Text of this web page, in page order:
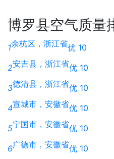
博罗县空气质量
1余杭区，浙江省优 10
2安吉县，浙江省优 10
3德清县，浙江省优 10
4宣城市，安徽省优 10
5宁国市，安徽省优 10
6广德市，安徽省优 10